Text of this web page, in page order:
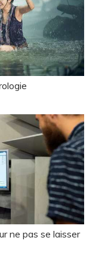
ne pas se laisser